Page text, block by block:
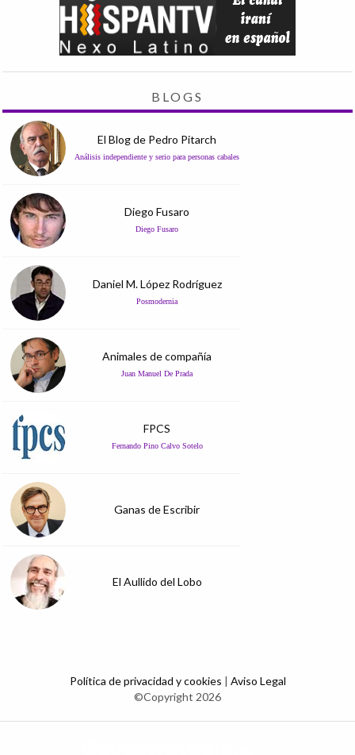
BLOGS
El Blog de Pedro Pitarch
Análisis independiente y serio para personas cabales
Diego Fusaro
Diego Fusaro
Daniel M. López Rodríguez
Posmodernia
Animales de compañía
Juan Manuel De Prada
FPCS
Fernando Pino Calvo Sotelo
Ganas de Escribir
El Aullido del Lobo
Política de privacidad y cookies
Aviso Legal
©Copyright 2026